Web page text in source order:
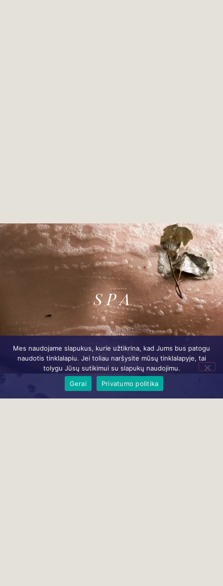
S P A
Mes naudojame slapukus, kurie užtikrina, kad Jums bus patogu
naudotis tinklalapiu. Jei toliau naršysite mūsų tinklalapyje, tai
tolygu Jūsų sutikimui su slapukų naudojimu.
Gerai
Privatumo politika